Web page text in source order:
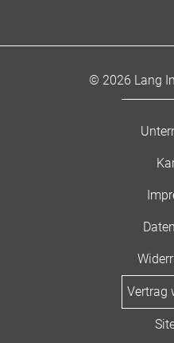
© 2026 Lang
Vertrag